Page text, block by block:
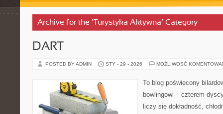
Archive for the ‘Turystyka Aktywna’ Category
DART
POSTED BY ADMIN STY - 29 - 2026 MOŻLIWOŚĆ
To blog poświęcony
bowlingowi – czterem
liczy się dokładność,